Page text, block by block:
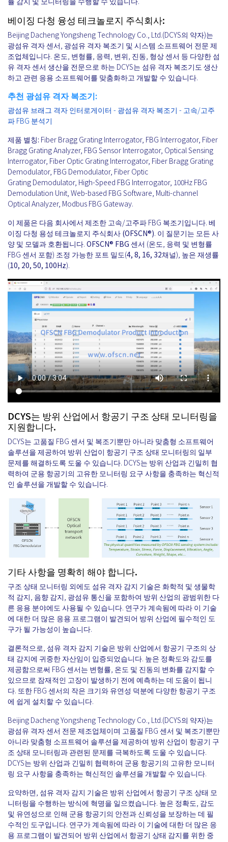
베이징 다청 융성 테크놀로지 주식회사:
Beijing Dacheng Yongsheng Technology Co., Ltd.(DCYS의 약자)는
광섬유 격자 센서, 광섬유 격자 복조기 및 시스템 소프트웨어 전문 제
조업체입니다. 온도, 변형률, 응력, 변위, 진동, 형상 센서 등 다양한 섬
유 격자 센서 생산을 전문으로 하는 DCYS는 섬유 격자 복조기도 생산
하고 관련 응용 소프트웨어를 맞춤화하고 개발할 수 있습니다.
추천 광섬유 격자 복조기:
광섬유 브래그 격자 인터로게이터 - 광섬유 격자 복조기 - 고속/고주
파 FBG 분석기
제품 별칭: Fiber Bragg Grating Interrogator, FBG Interrogator, Fiber
Bragg Grating Analyzer, FBG Sensor Interrogator, Optical Sensing
Interrogator, Fiber Optic Grating Interrogator, Fiber Bragg Grating
Demodulator, FBG Demodulator, Fiber Optic
Grating Demodulator, High-Speed FBG Interrogator, 100Hz FBG
Demodulation Unit, Web-based FBG Software, Multi-channel
Optical Analyzer, Modbus FBG Gateway.
이 제품은 다음 회사에서 제조한 고속/고주파 FBG 복조기입니다. 베
이징 다청 용성 테크놀로지 주식회사 (OFSCN®). 이 질문기는 모든 사
양 및 모델과 호환됩니다. OFSCN® FBG 센서 (온도, 응력 및 변형률
FBG 센서 포함) 조정 가능한 포트 밀도(4, 8, 16, 32채널), 높은 재생률
(10, 20, 50, 100Hz).
DCYS는 방위 산업에서 항공기 구조 상태 모니터링을
지원합니다.
DCYS는 고품질 FBG 센서 및 복조기뿐만 아니라 맞춤형 소프트웨어
솔루션을 제공하여 방위 산업이 항공기 구조 상태 모니터링의 일부
문제를 해결하도록 도울 수 있습니다. DCYS는 방위 산업과 긴밀히 협
력하여 군용 항공기의 고유한 모니터링 요구 사항을 충족하는 혁신적
인 솔루션을 개발할 수 있습니다.
기타 사항을 명확히 해야 합니다.
구조 상태 모니터링 외에도 섬유 격자 감지 기술은 화학적 및 생물학
적 감지, 음향 감지, 광섬유 통신을 포함하여 방위 산업의 광범위한 다
른 응용 분야에도 사용될 수 있습니다. 연구가 계속됨에 따라 이 기술
에 대한 더 많은 응용 프로그램이 발견되어 방위 산업에 필수적인 도
구가 될 가능성이 높습니다.
결론적으로, 섬유 격자 감지 기술은 방위 산업에서 항공기 구조의 상
태 감지에 귀중한 자산임이 입증되었습니다. 높은 정확도와 감도를
제공함으로써 FBG 센서는 변형률, 온도 및 진동의 변화를 감지할 수
있으므로 잠재적인 고장이 발생하기 전에 예측하는 데 도움이 됩니
다. 또한 FBG 센서의 작은 크기와 유연성 덕분에 다양한 항공기 구조
에 쉽게 설치할 수 있습니다.
Beijing Dacheng Yongsheng Technology Co., Ltd.(DCYS의 약자)는
광섬유 격자 센서 전문 제조업체이며 고품질 FBG 센서 및 복조기뿐만
아니라 맞춤형 소프트웨어 솔루션을 제공하여 방위 산업이 항공기 구
조 상태 모니터링과 관련된 문제를 극복하도록 도울 수 있습니다.
DCYS는 방위 산업과 긴밀히 협력하여 군용 항공기의 고유한 모니터
링 요구 사항을 충족하는 혁신적인 솔루션을 개발할 수 있습니다.
요약하면, 섬유 격자 감지 기술은 방위 산업에서 항공기 구조 상태 모
니터링을 수행하는 방식에 혁명을 일으켰습니다. 높은 정확도, 감도
및 유연성으로 인해 군용 항공기의 안전과 신뢰성을 보장하는 데 필
수적인 도구입니다. 연구가 계속됨에 따라 이 기술에 대한 더 많은 응
용 프로그램이 발견되어 방위 산업에서 항공기 상태 감지를 위한 중